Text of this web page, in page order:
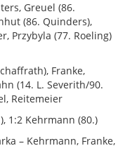
Greuel (86.
(86. Quinders),
Przybyla (77. Roeling)
Franke,
(14. L. Severith/90.
Reitemeier
1:2 Kehrmann (80.)
– Kehrmann, Franke,